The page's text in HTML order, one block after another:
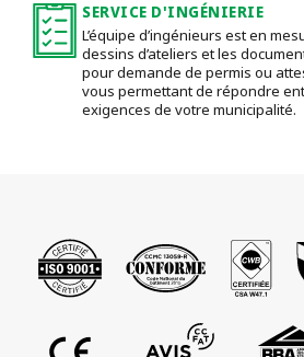
SERVICE D'INGÉNIERIE
L’équipe d’ingénieurs est en
dessins d’ateliers et les
pour demande de permis ou
vous permettant de répondre
exigences de votre municipalité.